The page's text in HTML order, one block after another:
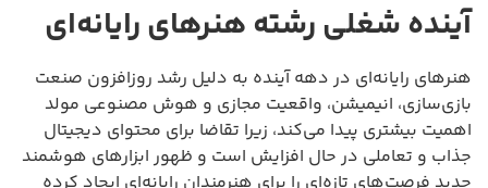
آینده شغلی رشته هنرهای رایانه‌ای
هنرهای رایانه‌ای در دهه آینده به دلیل رشد روزافزون صنعت
بازی‌سازی، انیمیشن، واقعیت مجازی و هوش مصنوعی مولد
اهمیت بیشتری پیدا می‌کند، زیرا تقاضا برای محتوای دیجیتال
جذاب و تعاملی در حال افزایش است و ظهور ابزارهای هوشمند